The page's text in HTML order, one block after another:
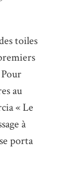
toiles
au
« Le
à
porta